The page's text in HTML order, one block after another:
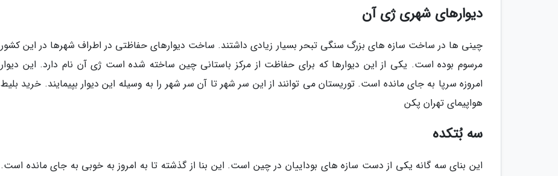
دیوارهای شهری ژی آن
چینی ها در ساخت سازه های بزرگ سنگی تبحر بسیار زیادی داشتند. ساخت دیوارهای حفاظتی در اطراف شهرها در این کشور
مرسوم بوده است. یکی از این دیوارها که برای حفاظت از مرکز باستانی چین ساخته شده است ژی آن نام دارد. این دیوار
امروزه سرپا به جای مانده است. توریستان می توانند از این سر شهر تا آن سر شهر را به وسیله این دیوار بپیمایند. خرید بلیط
هواپیمای تهران پکن
سه بُتکده
این بنای سه گانه یکی از دست سازه های بوداییان در چین است. این بنا از گذشته تا به امروز به خوبی به جای مانده است.